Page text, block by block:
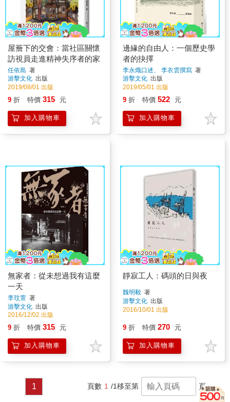
屋簷下的交會：當社區關懷
訪視員走進精神失序者的家
任依島 著
游擊文化 出版
2019/08/01 出版
9 折 特價 315 元
加入購物車
邊緣的自由人：一個歷史學
者的抉擇
李永熾口述、 李衣雲撰寫 著
游擊文化 出版
2019/05/01 出版
9 折 特價 522 元
加入購物車
無家者：從未想過我有這麼
一天
李玟萱 著
游擊文化 出版
2016/12/02 出版
9 折 特價 315 元
加入購物車
靜寂工人：碼頭的日與夜
魏明毅 著
游擊文化 出版
2016/10/01 出版
9 折 特價 270 元
加入購物車
1 頁數 1 /1移至第 頁